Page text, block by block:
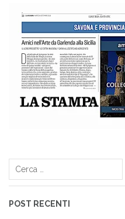
articoli
Ricerca
POST RECENTI